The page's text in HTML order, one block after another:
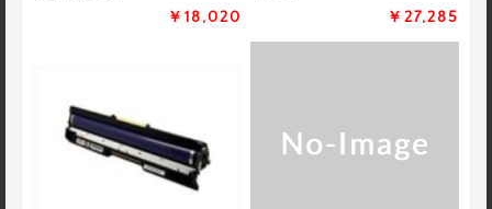
￥18,020 ￥27,285